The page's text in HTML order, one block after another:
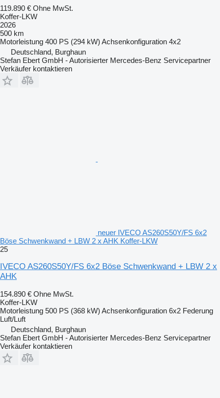
119.890 € Ohne MwSt.
Koffer-LKW
2026
500 km
Motorleistung 400 PS (294 kW) Achsenkonfiguration 4x2
Deutschland, Burghaun
Stefan Ebert GmbH - Autorisierter Mercedes-Benz Servicepartner
Verkäufer kontaktieren
neuer IVECO AS260S50Y/FS 6x2
Böse Schwenkwand + LBW 2 x AHK Koffer-LKW
25
IVECO AS260S50Y/FS 6x2 Böse Schwenkwand + LBW 2 x
AHK
154.890 € Ohne MwSt.
Koffer-LKW
Motorleistung 500 PS (368 kW) Achsenkonfiguration 6x2 Federung
Luft/Luft
Deutschland, Burghaun
Stefan Ebert GmbH - Autorisierter Mercedes-Benz Servicepartner
Verkäufer kontaktieren